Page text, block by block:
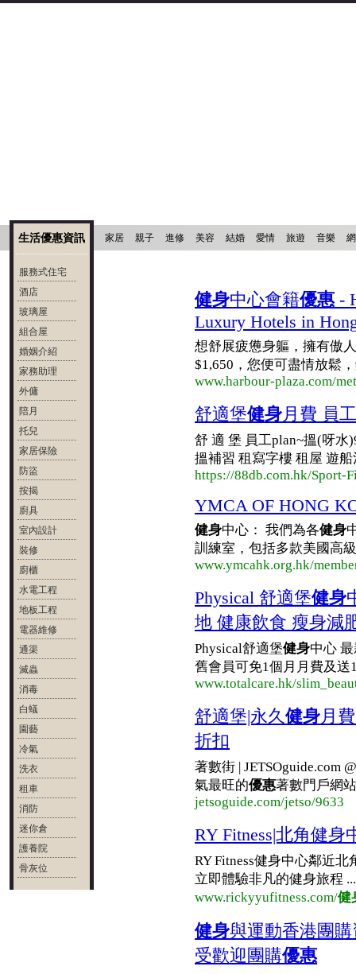
家居 親子 進修 美容 結婚 愛情 旅遊 音樂
生活優惠資訊
服務式住宅
酒店
玻璃屋
組合屋
婚姻介紹
家務助理
外傭
陪月
托兒
家居保險
防盜
按揭
廚具
室內設計
裝修
廚櫃
水電工程
地板工程
電器維修
通渠
滅蟲
消毒
白蟻
園藝
冷氣
洗衣
租車
消防
迷你倉
護養院
骨灰位
健身中心會籍優惠-
Luxury Hotels in
想舒展疲憊身軀，擁有傲
$1,650，您便可盡情放鬆
www.harbour-plaza.com/
舒適堡健身月費 員工
舒 適 堡 員工plan~搵(呀水
搵補習 租寫字樓 租屋 遊
https://88db.com.hk/Sport-
YMCA OF HONG
健身中心： 我們為各健身
訓練室，包括多款美國高級
www.ymcahk.org.hk/
Physical 舒適堡健身
地 健康飲食 瘦身減
Physical舒適堡健身中心
舊會員可免1個月月費及送
www.totalcare.hk/
舒適堡|永久健身月
折扣
著數街 | JETSOguide.com
氣最旺的優惠著數門戶網
jetsoguide.com/jetso/9633
RY Fitness|北角健身
RY Fitness健身中心鄰近
立即體驗非凡的健身旅程
www.rickyyufitness.com/健
健身與運動香港團購
受歡迎團購優惠